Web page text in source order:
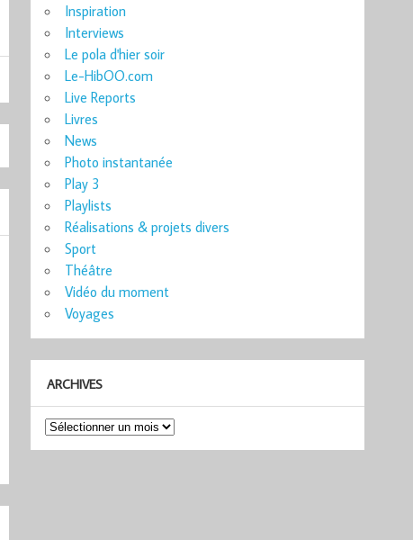
Inspiration
Interviews
Le pola d'hier soir
Le-HibOO.com
Live Reports
Livres
News
Photo instantanée
Play 3
Playlists
Réalisations & projets divers
Sport
Théâtre
Vidéo du moment
Voyages
ARCHIVES
Archives